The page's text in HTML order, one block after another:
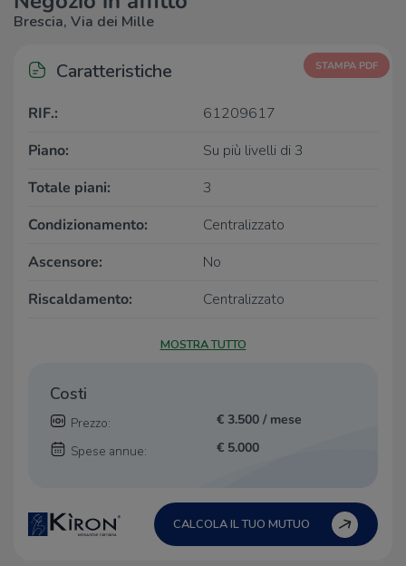
Brescia, Via dei Mille
Caratteristiche STAMPA PDF
RIF.:
61209617
Piano:
Su più livelli di 3
Totale piani:
3
Condizionamento:
Centralizzato
Ascensore:
No
Riscaldamento:
Centralizzato
MOSTRA TUTTO
Costi
Prezzo:
€ 3.500 / mese
Spese annue:
€ 5.000
CALCOLA IL TUO MUTUO